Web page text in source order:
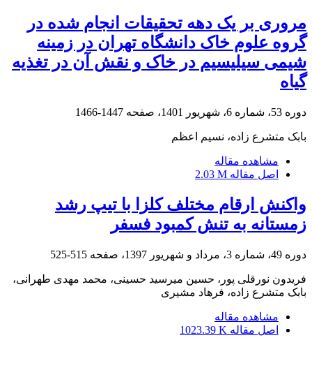
مروری بر یک دهه تحقیقات انجام شده در
گروه علوم خاک دانشگاه تهران در زمینه
شیمی سیلیسیم در خاک و نقش آن در تغذیه
گیاه
دوره 53، شماره 6، شهریور 1401، صفحه 1447-1466
بابک متشرع زاده، نسیم اعظم
مشاهده مقاله
اصل مقاله 2.03 M
واکنش ارقام مختلف کلزا با تیپ رشد
زمستانه به تنش کمبود فسفر
دوره 49، شماره 3، مرداد و شهریور 1397، صفحه 515-525
فریدون نورقلی پور، حسین میرسید حسینی، محمد مهدی طهرانی،
بابک متشرع زاده، فرهاد مشیری
مشاهده مقاله
اصل مقاله 1023.39 K